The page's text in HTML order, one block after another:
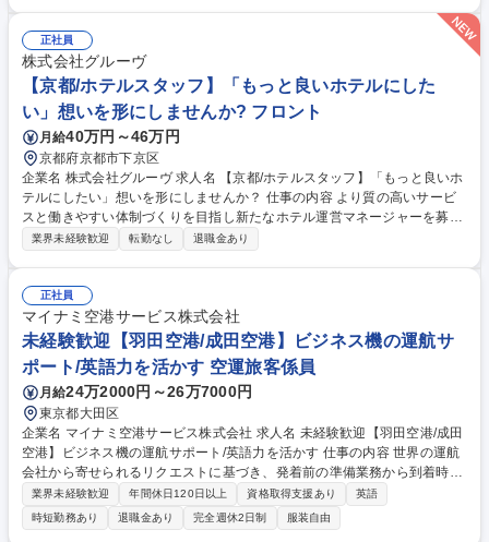
ージャー補佐 ■スタッフのリーダー的業務 ■フロント業務全般 ■ベル業務
■予約管理 ■接客対応全般 ■コンシェルジュ業務等 ■フロントスタッフの育
成■全国各地に新規ホテルを開業予定であり事業成長に貢献できる環境で
す。★当ホテル魅力★旅行会社のように「地域の魅力」を提案できる点が
当ホテルの強み。お客様との距離が近く、中長期滞在の方も多いため、一
人ひとりに寄り添った体験を提供できます。 募集職種 【新宿上野/フロン
トリーダー】日鉄興和不動産G/夜勤無/レジデンス型/英語力
正社員
株式会社グルーヴ
【京都/ホテルスタッフ】「もっと良いホテルにした
い」想いを形にしませんか? フロント
月給40万円～46万円
京都府京都市下京区
企業名 株式会社グルーヴ 求人名 【京都/ホテルスタッフ】「もっと良いホ
テルにしたい」想いを形にしませんか？ 仕事の内容 より質の高いサービ
スと働きやすい体制づくりを目指し新たなホテル運営マネージャーを募集
します。売上管理やスタッフ育成、サービス改善、宿泊プランの企画など
タッフの育成・マネジメント ■売上/稼働率の管理 ■予約サイト（OTA）の
販売戦略 ■宿泊プランの企画 ■お客様満足度向上に向けた改善 ■施設/設備
の維持管理 ■地域との連携やイベント企画 ■フロント業務のフォロー ■安
全/衛生管理 ■本社との連携 ■備品等の在庫管理/発注業務 ■電話/メール対
応 ■清掃業務など 募集職種 【京都/ホテルスタッフ】「もっと良いホテル
にしたい」想いを形にしませんか？
業界未経験歓迎 転勤なし 退職金あり
正社員
マイナミ空港サービス株式会社
未経験歓迎【羽田空港/成田空港】ビジネス機の運航サ
ポート/英語力を活かす 空運旅客係員
月給24万2000円～26万7000円
東京都大田区
企業名 マイナミ空港サービス株式会社 求人名 未経験歓迎【羽田空港/成田
空港】ビジネス機の運航サポート/英語力を活かす 仕事の内容 世界の運航
会社から寄せられるリクエストに基づき、発着前の準備業務から到着時の
乗客・乗員のアテンド業務まで一連のサポートを行います。 また、国外を
拠点とする顧客に直接訪問する業務もございます。 【詳細】空港発着枠の
調整、税関・入管・検疫へのスケジュール連絡、ケータリング・ホテル・
業界未経験歓迎 年間休日120日以上 資格取得支援あり
英語
時短勤務あり
退職金あり 完全週休2日制 服装自由